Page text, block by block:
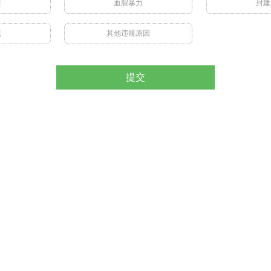
血腥暴力 封
其他违规原因
提交